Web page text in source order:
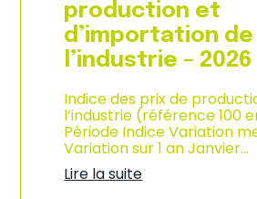
s
o
m
m
a
i
o
n
e
n
G
production et
d’importation de
l’industrie – 2026
Indice des prix de
l’industrie (référence 100
Période Indice Variation
Variation sur 1 an Janvier…
Lire la suite